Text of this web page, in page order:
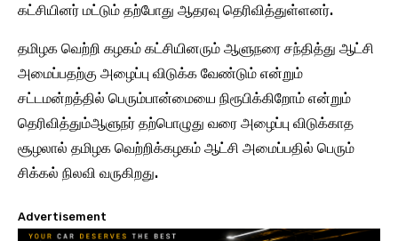
கட்சியினர் மட்டும் தற்போது ஆதரவு தெரிவித்துள்ளனர்.
தமிழக வெற்றி கழகம் கட்சியினரும் ஆளுநரை சந்தித்து ஆட்சி
அமைப்பதற்கு அழைப்பு விடுக்க வேண்டும் என்றும்
சட்டமன்றத்தில் பெரும்பான்மையை நிரூபிக்கிறோம் என்றும்
தெரிவித்தும்ஆளுநர் தற்பொழுது வரை அழைப்பு விடுக்காத
சூழலால் தமிழக வெற்றிக்கழகம் ஆட்சி அமைப்பதில் பெரும்
சிக்கல் நிலவி வருகிறது.
Advertisement